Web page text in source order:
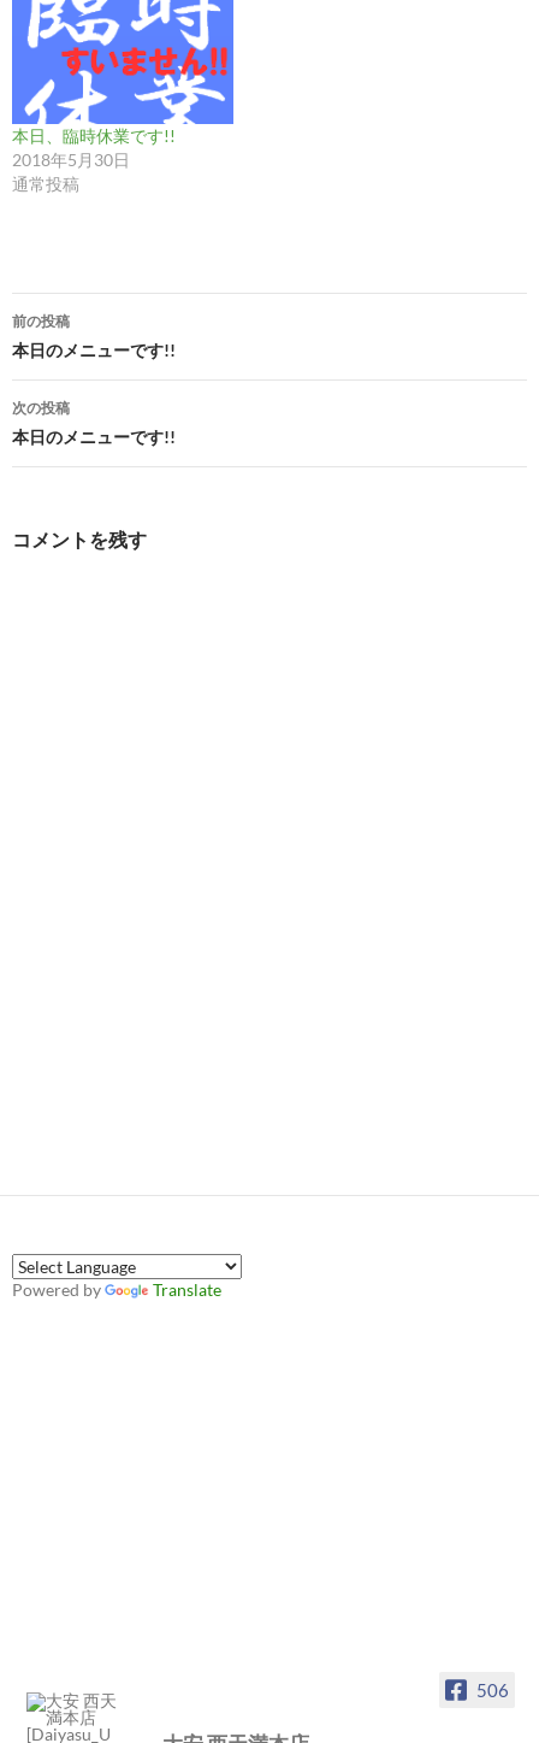
本日、臨時休業です!!
2018年5月30日
通常投稿
投
稿
ナ
ビ
前の投稿
本日のメニューです!!
次の投稿
本日のメニューです!!
コメントを残す
Powered by Translate
506